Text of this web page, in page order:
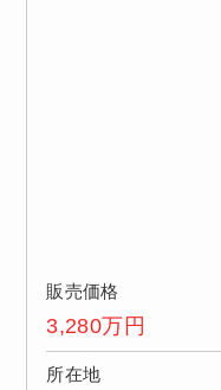
販売価格
3,280万円
所在地